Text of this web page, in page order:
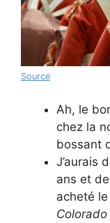
Source
Ah, le
chez la
bossant
J’aurais
ans et
acheté